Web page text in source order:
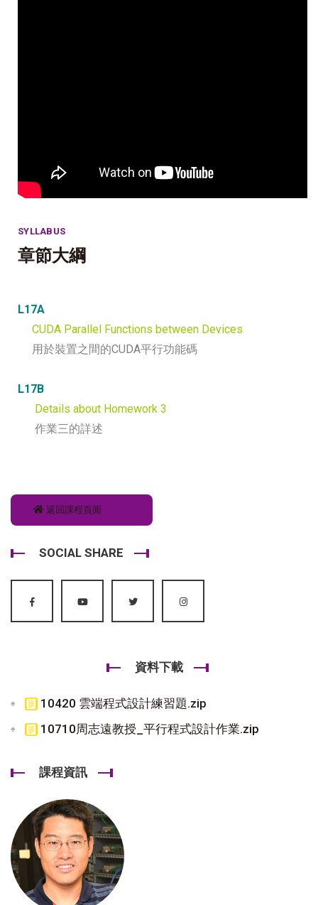
SYLLABUS
章節大綱
L17A
CUDA Parallel Functions between Devices
用於裝置之間的CUDA平行功能碼
L17B
Details about Homework 3
作業三的詳述
返回課程頁面
SOCIAL SHARE
資料下載
10420 雲端程式設計練習題.zip
10710周志遠教授_平行程式設計作業.zip
課程資訊